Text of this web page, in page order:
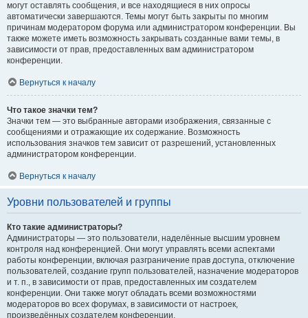
могут оставлять сообщения, и все находящиеся в них опросы
автоматически завершаются. Темы могут быть закрыты по многим
причинам модератором форума или администратором конференции. Вы
также можете иметь возможность закрывать созданные вами темы, в
зависимости от прав, предоставленных вам администратором
конференции.
Вернуться к началу
Что такое значки тем?
Значки тем — это выбранные авторами изображения, связанные с
сообщениями и отражающие их содержание. Возможность
использования значков тем зависит от разрешений, установленных
администратором конференции.
Вернуться к началу
Уровни пользователей и группы
Кто такие администраторы?
Администраторы — это пользователи, наделённые высшим уровнем
контроля над конференцией. Они могут управлять всеми аспектами
работы конференции, включая разграничение прав доступа, отключение
пользователей, создание групп пользователей, назначение модераторов
и т. п., в зависимости от прав, предоставленных им создателем
конференции. Они также могут обладать всеми возможностями
модераторов во всех форумах, в зависимости от настроек,
произведённых создателем конференции.